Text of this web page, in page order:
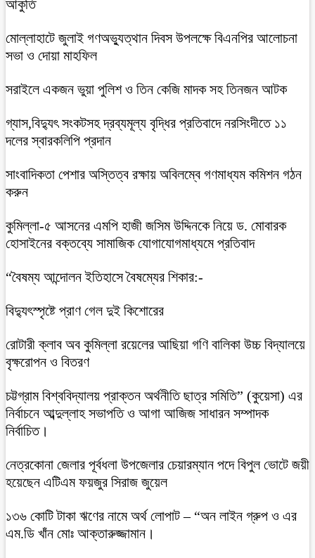
আকুতি
মোল্লাহাটে জুলাই গণঅভ্যুত্থান দিবস উপলক্ষে বিএনপির আলোচনা
সভা ও দোয়া মাহফিল
সরাইলে একজন ভুয়া পুলিশ ও তিন কেজি মাদক সহ তিনজন আটক
গ্যাস,বিদ্যুৎ সংকটসহ দ্রব্যমূল্য বৃদ্ধির প্রতিবাদে নরসিংদীতে ১১
দলের স্বারকলিপি প্রদান
সাংবাদিকতা পেশার অস্তিত্ব রক্ষায় অবিলম্বে গণমাধ্যম কমিশন গঠন
করুন
কুমিল্লা-৫ আসনের এমপি হাজী জসিম উদ্দিনকে নিয়ে ড. মোবারক
হোসাইনের বক্তব্যে সামাজিক যোগাযোগমাধ্যমে প্রতিবাদ
“বৈষম্য আন্দোলন ইতিহাসে বৈষম্যের শিকার:-
বিদ্যুৎস্পৃষ্টে প্রাণ গেল দুই কিশোরের
রোটারী ক্লাব অব কুমিল্লা রয়েলের আছিয়া গণি বালিকা উচ্চ বিদ্যালয়ে
বৃক্ষরোপন ও বিতরণ
চট্টগ্রাম বিশ্ববিদ্যালয় প্রাক্তন অর্থনীতি ছাত্র সমিতি” (কুয়েসা) এর
নির্বাচনে আব্দুল্লাহ সভাপতি ও আগা আজিজ সাধারন সম্পাদক
নির্বাচিত।
নেত্রকোনা জেলার পূর্বধলা উপজেলার চেয়ারম্যান পদে বিপুল ভোটে জয়ী
হয়েছেন এটিএম ফয়জুর সিরাজ জুয়েল
১৩৬ কোটি টাকা ঋণের নামে অর্থ লোপাট – “অন লাইন গ্রুপ ও এর
এম.ডি খাঁন মোঃ আক্তারুজ্জামান।